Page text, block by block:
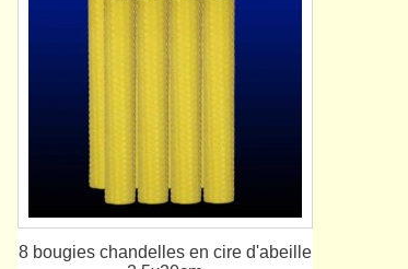
8 bougies chandelles en cire d'abeille